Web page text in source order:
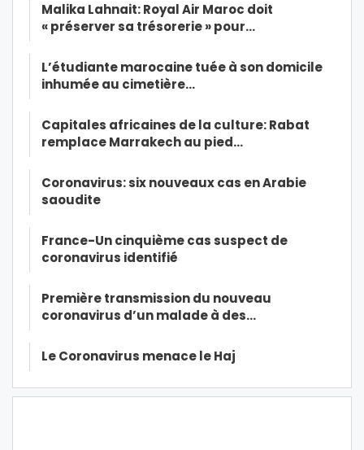
Malika Lahnait: Royal Air Maroc doit
« préserver sa trésorerie » pour…
L’étudiante marocaine tuée à son domicile
inhumée au cimetière…
Capitales africaines de la culture: Rabat
remplace Marrakech au pied…
Coronavirus: six nouveaux cas en Arabie
saoudite
France-Un cinquième cas suspect de
coronavirus identifié
Première transmission du nouveau
coronavirus d’un malade à des…
Le Coronavirus menace le Haj